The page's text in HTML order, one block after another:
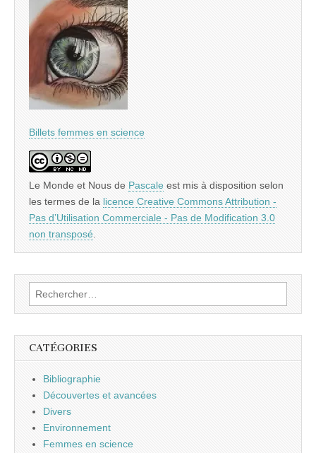
Billets femmes en science
Le Monde et Nous de Pascale est mis à disposition selon
les termes de la licence Creative Commons Attribution -
Pas d’Utilisation Commerciale - Pas de Modification 3.0
non transposé
Rechercher :
CATÉGORIES
Bibliographie
Découvertes et avancées
Divers
Environnement
Femmes en science